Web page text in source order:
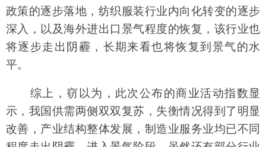
政策的逐步落地，纺织服装行业内向化转变的逐步
深入，以及海外进出口景气程度的恢复，该行业也
将逐步走出阴霾，长期来看也将恢复到景气的水
平。
综上，窃以为，此次公布的商业活动指数显
示，我国供需两侧双双复苏，失衡情况得到了明显
改善，产业结构整体发展，制造业服务业均已不同